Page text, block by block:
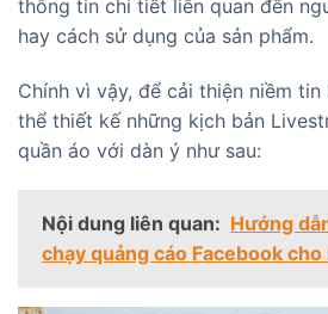
thông tin chi tiết liên quan đến
hay cách sử dụng của sản phẩm.
Chính vì vậy, để cải thiện niềm
thể thiết kế những kịch bản
quần áo với dàn ý như sau:
Nội dung liên quan: Hướng
chạy quảng cáo Facebook